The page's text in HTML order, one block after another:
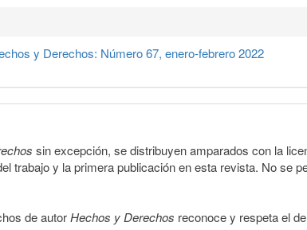
y Derechos: Número 67, enero-febrero 2022
sin excepción, se distribuyen amparados con la
trabajo y la primera publicación en esta revista. No se
de autorHechos y Derechos reconoce y respeta el